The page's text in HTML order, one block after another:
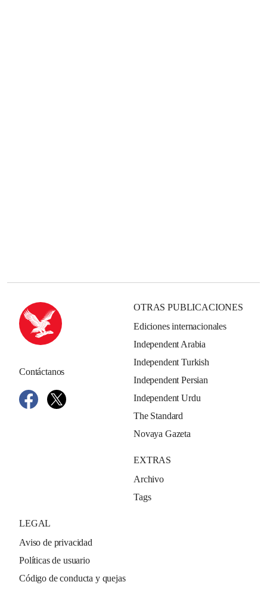
Contáctanos
OTRAS PUBLICACIONES
Ediciones internacionales
Independent Arabia
Independent Turkish
Independent Persian
Independent Urdu
The Standard
Novaya Gazeta
EXTRAS
Archivo
Tags
LEGAL
Aviso de privacidad
Políticas de usuario
Código de conducta y quejas